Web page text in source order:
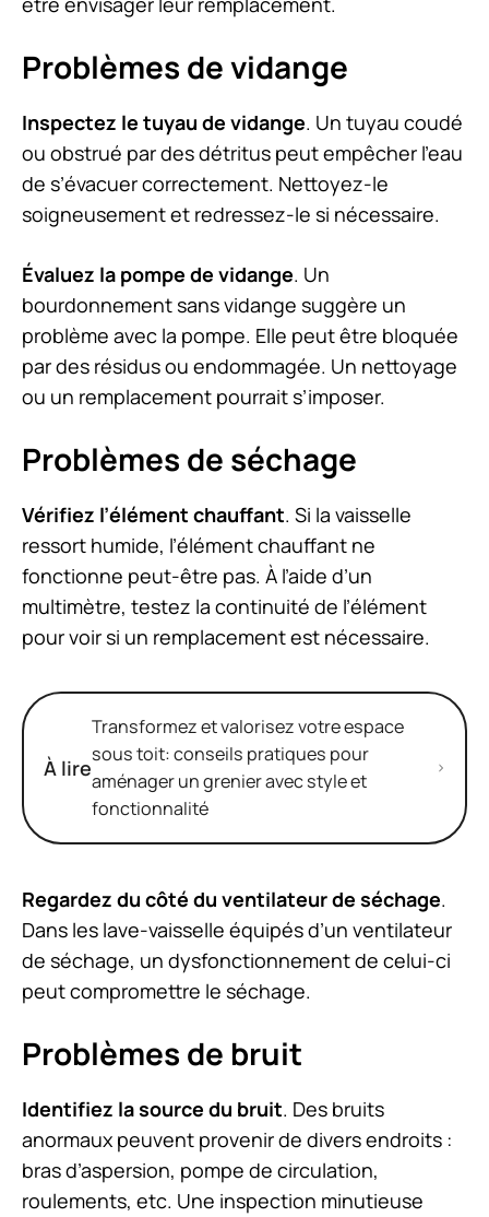
Problèmes de vidange
Inspectez le tuyau de vidange. Un tuyau coudé
ou obstrué par des détritus peut empêcher l’eau
de s’évacuer correctement. Nettoyez-le
soigneusement et redressez-le si nécessaire.
Évaluez la pompe de vidange. Un
bourdonnement sans vidange suggère un
problème avec la pompe. Elle peut être bloquée
par des résidus ou endommagée. Un nettoyage
ou un remplacement pourrait s’imposer.
Problèmes de séchage
Vérifiez l’élément chauffant. Si la vaisselle
ressort humide, l’élément chauffant ne
fonctionne peut-être pas. À l’aide d’un
multimètre, testez la continuité de l’élément
pour voir si un remplacement est nécessaire.
À lire
Transformez et valorisez votre espace
sous toit: conseils pratiques pour
aménager un grenier avec style et
fonctionnalité
Regardez du côté du ventilateur de séchage.
Dans les lave-vaisselle équipés d’un ventilateur
de séchage, un dysfonctionnement de celui-ci
peut compromettre le séchage.
Problèmes de bruit
Identifiez la source du bruit. Des bruits
anormaux peuvent provenir de divers endroits :
bras d’aspersion, pompe de circulation,
roulements, etc. Une inspection minutieuse